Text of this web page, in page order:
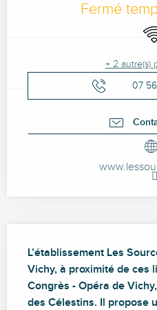
Fermé
+ 2 autre(s)
07
L’établissement Les
Vichy, à proximité de ces
Congrès - Opéra de
des Célestins. Il propose